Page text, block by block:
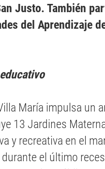
Justo. También
del Aprendizaje
María impulsa un
13 Jardines
y recreativa en el
durante el último